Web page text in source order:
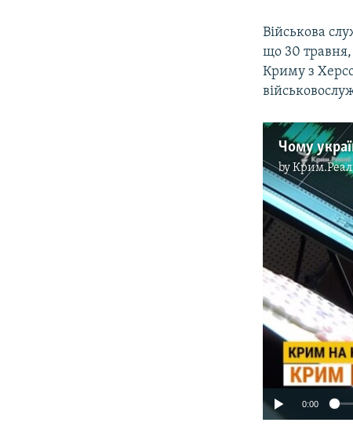
Військова
що 30 травня,
Криму з
Чому
by
0:00